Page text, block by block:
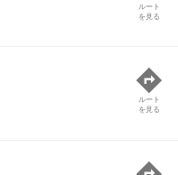
ルート
を見る
ルート
を見る